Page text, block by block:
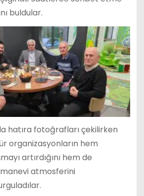
buldular.
hatıra fotoğrafları çekilirken
organizasyonların hem
artırdığını hem de
manevi atmosferini